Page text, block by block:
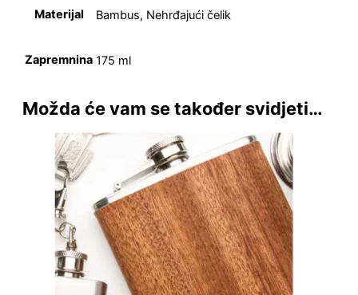
Materijal Bambus, Nehrđajući čelik
Zapremnina 175 ml
Možda će vam se također svidjeti…